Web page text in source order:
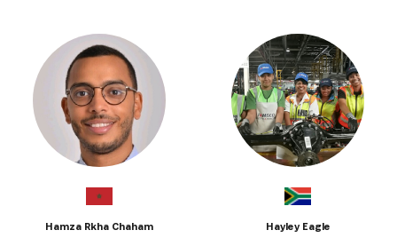
Hamza Rkha Chaham
Hayley Eagle